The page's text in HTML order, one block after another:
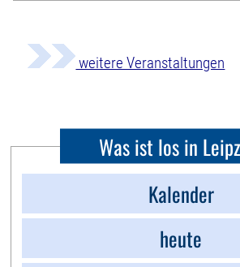
weitere Veranstaltungen
Was ist los in
Kalender
heute